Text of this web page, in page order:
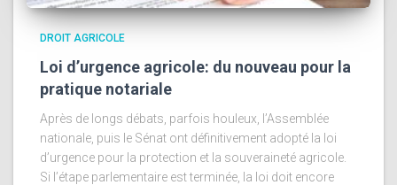
DROIT AGRICOLE
Loi d’urgence agricole: du nouveau pour la
pratique notariale
Après de longs débats, parfois houleux, l’Assemblée
nationale, puis le Sénat ont définitivement adopté la loi
d’urgence pour la protection et la souveraineté agricole.
Si l’étape parlementaire est terminée, la loi doit encore